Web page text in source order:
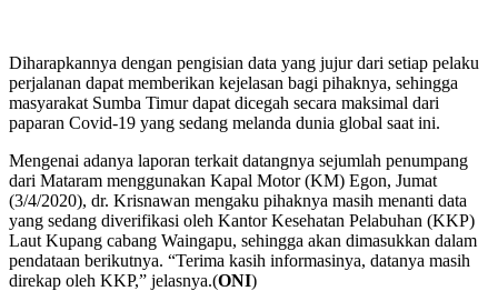
Diharapkannya dengan pengisian data yang jujur dari setiap pelaku
perjalanan dapat memberikan kejelasan bagi pihaknya, sehingga
masyarakat Sumba Timur dapat dicegah secara maksimal dari
paparan Covid-19 yang sedang melanda dunia global saat ini.
Mengenai adanya laporan terkait datangnya sejumlah penumpang
dari Mataram menggunakan Kapal Motor (KM) Egon, Jumat
(3/4/2020), dr. Krisnawan mengaku pihaknya masih menanti data
yang sedang diverifikasi oleh Kantor Kesehatan Pelabuhan (KKP)
Laut Kupang cabang Waingapu, sehingga akan dimasukkan dalam
pendataan berikutnya. “Terima kasih informasinya, datanya masih
direkap oleh KKP,” jelasnya.(ONI)